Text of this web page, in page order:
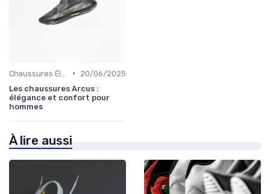
•
20/06/2025
Les chaussures Arcus :
élégance et confort pour
hommes
À lire aussi